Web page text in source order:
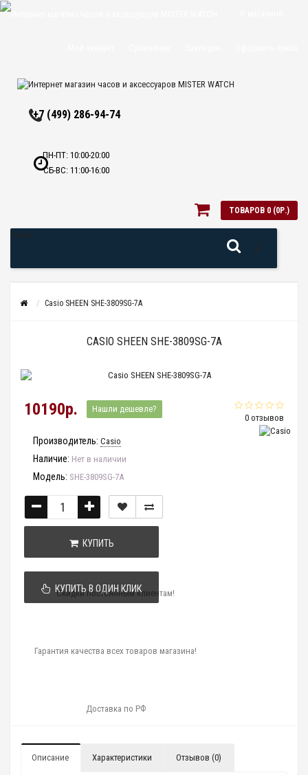
+7 (499) 286-94-74
ПН-ПТ: 10:00-20:00
СБ-ВС: 11:00-16:00
ТОВАРОВ 0 (0Р.)
Casio SHEEN SHE-3809SG-7A
CASIO SHEEN SHE-3809SG-7A
0 отзывов
10190р. Нашли дешевле?
Производитель: Casio
Наличие: Нет в наличии
Модель: SHE-3809SG-7A
КУПИТЬ
КУПИТЬ В ОДИН КЛИК
Скидки постоянным клиентам!
Гарантия качества всех товаров магазина!
Доставка по РФ
Описание Характеристики Отзывов (0)